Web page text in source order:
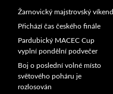
Žarnovický majstrovský víkend
Přichází čas českého finále
Pardubický MACEC Cup
vyplní pondělní podvečer
Boj o poslední volné místo
světového poháru je
rozlosován